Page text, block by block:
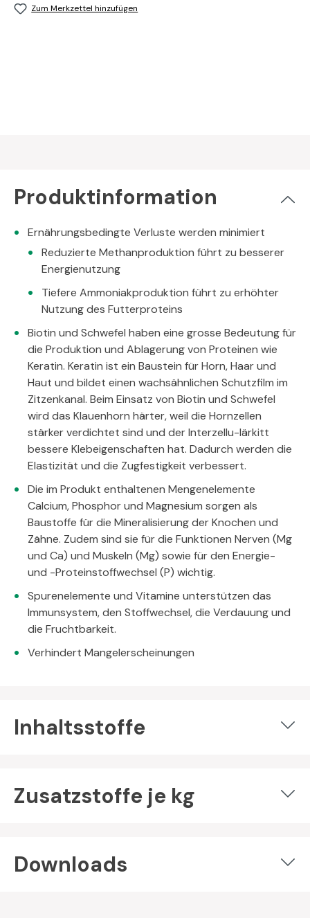
Zum Merkzettel hinzufügen
Produktinformation
Ernährungsbedingte Verluste werden minimiert
Reduzierte Methanproduktion führt zu besserer
Energienutzung
Tiefere Ammoniakproduktion führt zu erhöhter
Nutzung des Futterproteins
Biotin und Schwefel haben eine grosse Bedeutung für
die Produktion und Ablagerung von Proteinen wie
Keratin. Keratin ist ein Baustein für Horn, Haar und
Haut und bildet einen wachsähnlichen Schutzfilm im
Zitzenkanal. Beim Einsatz von Biotin und Schwefel
wird das Klauenhorn härter, weil die Hornzellen
stärker verdichtet sind und der Interzellu-lärkitt
bessere Klebeigenschaften hat. Dadurch werden die
Elastizität und die Zugfestigkeit verbessert.
Die im Produkt enthaltenen Mengenelemente
Calcium, Phosphor und Magnesium sorgen als
Baustoffe für die Mineralisierung der Knochen und
Zähne. Zudem sind sie für die Funktionen Nerven (Mg
und Ca) und Muskeln (Mg) sowie für den Energie-
und -Proteinstoffwechsel (P) wichtig.
Spurenelemente und Vitamine unterstützen das
Immunsystem, den Stoffwechsel, die Verdauung und
die Fruchtbarkeit.
Verhindert Mangelerscheinungen
Inhaltsstoffe
Zusatzstoffe je kg
Downloads